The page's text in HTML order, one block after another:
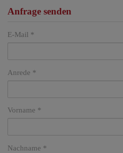
Anfrage senden
E-Mail
Anrede
Vorname
Nachname